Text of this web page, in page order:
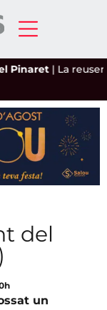
|La reusenca
del
un